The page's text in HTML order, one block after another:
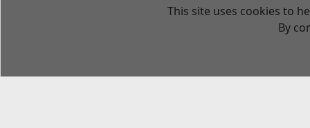
This site uses cookies to
By